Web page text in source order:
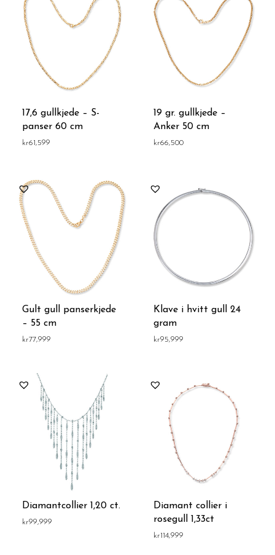
17,6 gullkjede – S-
panser 60 cm
kr61,599
19 gr. gullkjede –
Anker 50 cm
kr66,500
Gult gull panserkjede
– 55 cm
kr77,999
Klave i hvitt gull 24
gram
kr95,999
Diamantcollier 1,20 ct.
kr99,999
Diamant collier i
rosegull 1,33ct
kr114,999